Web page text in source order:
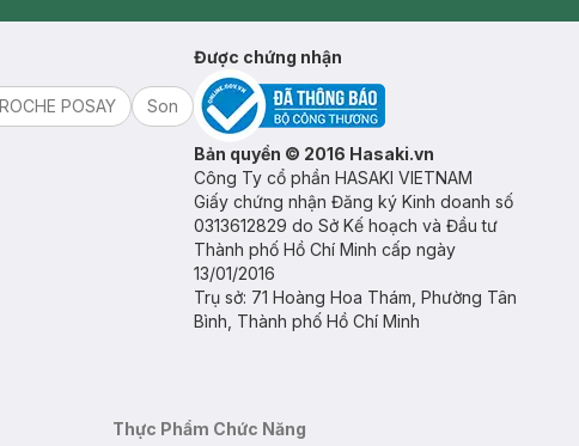
POSAY
Son
Được chứng nhận
Bản quyền © 2016 Hasaki.vn
Công Ty cổ phần HASAKI VIETNAM
Giấy chứng nhận Đăng ký Kinh doanh số
0313612829 do Sở Kế hoạch và Đầu tư
Thành phố Hồ Chí Minh cấp ngày
13/01/2016
Trụ sở: 71 Hoàng Hoa Thám, Phường Tân
Bình, Thành phố Hồ Chí Minh
Thực Phẩm Chức Năng